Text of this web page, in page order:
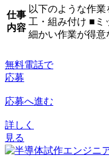
仕事
内容
以下のような作
工・組み付け ■
細かい作業が得意
無料電話で
応募
応募へ進む
詳しく
見る